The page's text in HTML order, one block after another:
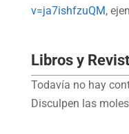
v=ja7ishfzuQM,
Libros y
Todavía no hay
Disculpen las